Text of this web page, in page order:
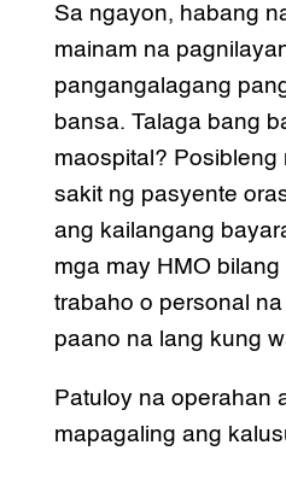
Sa ngayon, habang
mainam na
pangangalagang
bansa. Talaga bang
maospital? Posibleng
sakit ng pasyente
ang kailangang
mga may HMO
trabaho o personal
paano na lang kung
Patuloy na operahan
mapagaling ang